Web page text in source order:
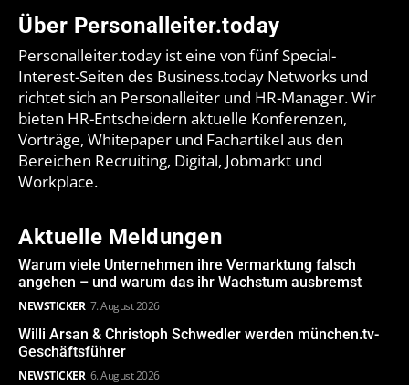
Über Personalleiter.today
Personalleiter.today ist eine von fünf Special-
Interest-Seiten des Business.today Networks und
richtet sich an Personalleiter und HR-Manager. Wir
bieten HR-Entscheidern aktuelle Konferenzen,
Vorträge, Whitepaper und Fachartikel aus den
Bereichen Recruiting, Digital, Jobmarkt und
Workplace.
Aktuelle Meldungen
Warum viele Unternehmen ihre Vermarktung falsch
angehen – und warum das ihr Wachstum ausbremst
NEWSTICKER 7. August 2026
Willi Arsan & Christoph Schwedler werden münchen.tv-
Geschäftsführer
NEWSTICKER 6. August 2026